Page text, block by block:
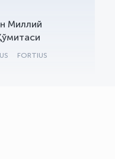
Миллий
FORTIUS